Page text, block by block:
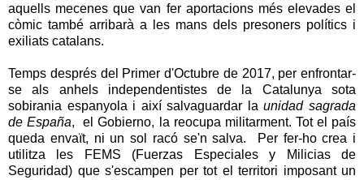
aquells mecenes que van fer aportacions més elevades el
còmic també arribarà a les mans dels presoners polítics i
exiliats catalans.
Temps després del Primer d'Octubre de 2017, per enfrontar-
se als anhels independentistes de la Catalunya sota
sobirania espanyola i així salvaguardar launidad sagrada
de España, el Gobierno, la reocupa militarment. Tot el país
queda envaït, ni un sol racó se'n salva. Per fer-ho crea i
utilitza les FEMS (Fuerzas Especiales y Milicias de
Seguridad) que s'escampen per tot el territori imposant un